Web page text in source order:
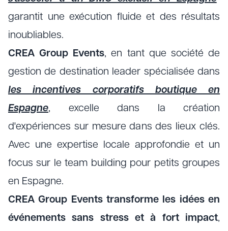
garantit une exécution fluide et des résultats
inoubliables.
CREA Group Events, en tant que société de
gestion de destination leader spécialisée dans
les incentives corporatifs boutique en
Espagne, excelle dans la création
d'expériences sur mesure dans des lieux clés.
Avec une expertise locale approfondie et un
focus sur le team building pour petits groupes
en Espagne.
CREA Group Events transforme les idées en
événements sans stress et à fort impact,